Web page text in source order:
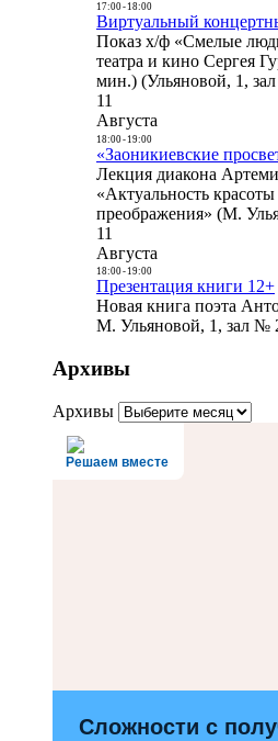
17:00- 18:00
Виртуальный
Показ х/ф «Смелые
театра и кино Сергея
мин.) (Ульяновой, 1,
11
Августа
18:00- 19:00
«Заоникиевские
Лекция диакона
«Актуальность
преображения» (М.
11
Августа
18:00- 19:00
Презентация книги 12+
Новая книга поэта
М. Ульяновой, 1, зал №
Архивы
Архивы
Решаем вместе
Сложности с